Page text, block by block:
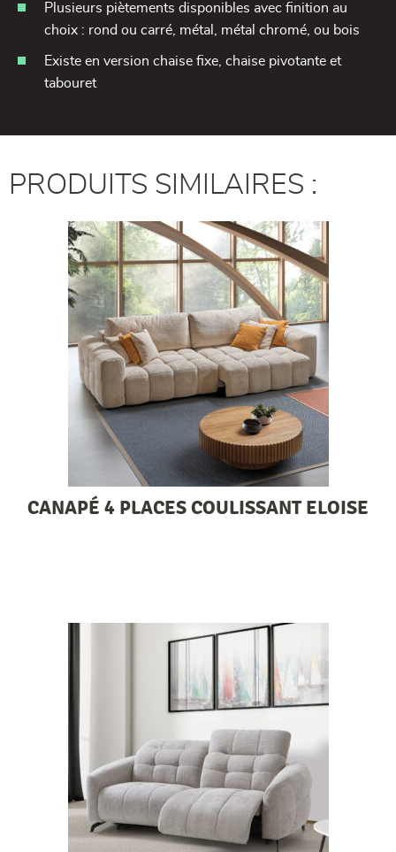
Plusieurs piètements disponibles avec finition au
choix : rond ou carré, métal, métal chromé, ou bois
Existe en version chaise fixe, chaise pivotante et
tabouret
PRODUITS SIMILAIRES :
CANAPÉ 4 PLACES COULISSANT ELOISE